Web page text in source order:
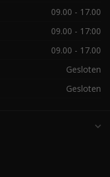
09.00 - 17.00
09.00 - 17:00
09.00 - 17.00
Gesloten
Gesloten